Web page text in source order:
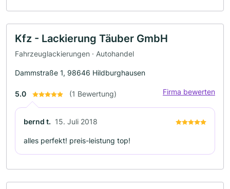
Kfz - Lackierung Täuber GmbH
Fahrzeuglackierungen · Autohandel
Dammstraße 1, 98646 Hildburghausen
5.0 (1 Bewertung) Firma bewerten
bernd t. 15. Juli 2018
alles perfekt! preis-leistung top!